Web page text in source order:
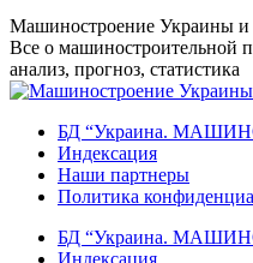
Перейти
к
содержанию
Машиностроение Украины и
Все о машиностроительной
анализ, прогноз, статистика
БД “Украина.
Индекcация
Наши партнеры
Политика
БД “Украина.
Индекcация